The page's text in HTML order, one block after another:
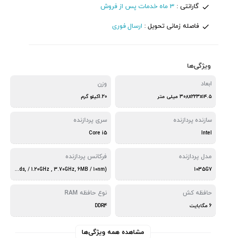
گارانتی : 3 ماه خدمات پس از فروش
فاصله زمانی تحویل : ارسال فوری
ویژگی‌ها
ابعاد
۳۰۸x۲۲۳x۱۴.۵ میلی متر
وزن
1.20کیلو گرم
سازنده پردازنده
Intel
سری پردازنده
Core i5
مدل پردازنده
1035G7
فرکانس پردازنده
(4Core , 8Threads, / 1.20GHz , 3.70GHz, 6MB / 10nm)
حافظه کش
6 مگابایت
نوع حافظه RAM
DDR4
مشاهده همه ویژگی‌ها